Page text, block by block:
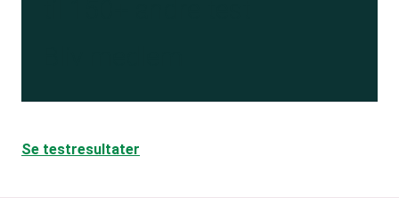
Se testresultater